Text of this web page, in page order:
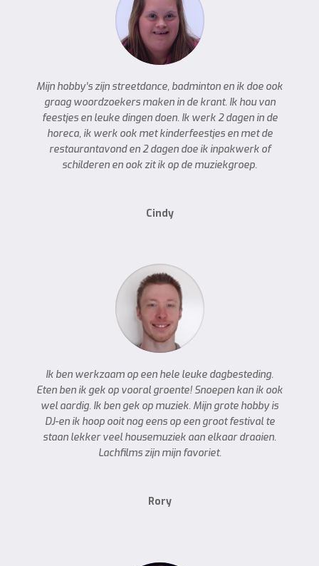
Mijn hobby’s zijn streetdance, badminton en ik doe ook
graag woordzoekers maken in de krant. Ik hou van
feestjes en leuke dingen doen. Ik werk 2 dagen in de
horeca, ik werk ook met kinderfeestjes en met de
restaurantavond en 2 dagen doe ik inpakwerk of
schilderen en ook zit ik op de muziekgroep.
Cindy
Ik ben werkzaam op een hele leuke dagbesteding.
Eten ben ik gek op vooral groente! Snoepen kan ik ook
wel aardig. Ik ben gek op muziek. Mijn grote hobby is
DJ-en ik hoop ooit nog eens op een groot festival te
staan lekker veel housemuziek aan elkaar draaien.
Lachfilms zijn mijn favoriet.
Rory